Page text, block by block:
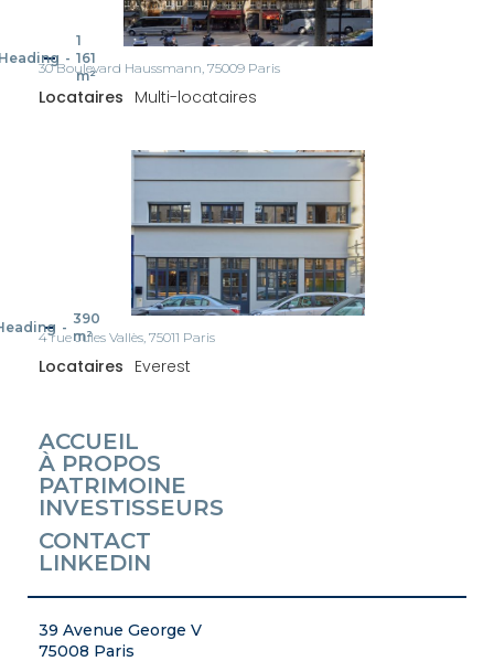
-
1
161
m²
30 Boulevard Haussmann, 75009 Paris
Locataires Multi-locataires
-
390
m²
4 rue Jules Vallès, 75011 Paris
Locataires Everest
ACCUEIL
À PROPOS
PATRIMOINE
INVESTISSEURS
CONTACT
LINKEDIN
39 Avenue George V
75008 Paris